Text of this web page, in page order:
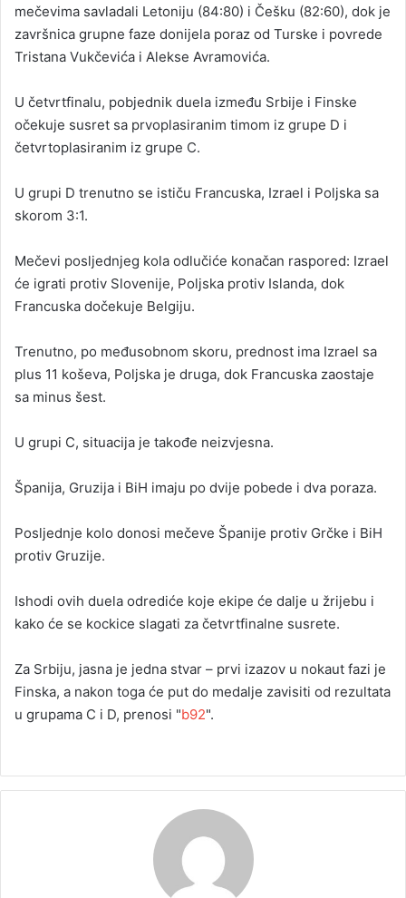
mečevima savladali Letoniju (84:80) i Češku (82:60), dok je
završnica grupne faze donijela poraz od Turske i povrede
Tristana Vukčevića i Alekse Avramovića.
U četvrtfinalu, pobjednik duela između Srbije i Finske
očekuje susret sa prvoplasiranim timom iz grupe D i
četvrtoplasiranim iz grupe C.
U grupi D trenutno se ističu Francuska, Izrael i Poljska sa
skorom 3:1.
Mečevi posljednjeg kola odlučiće konačan raspored: Izrael
će igrati protiv Slovenije, Poljska protiv Islanda, dok
Francuska dočekuje Belgiju.
Trenutno, po međusobnom skoru, prednost ima Izrael sa
plus 11 koševa, Poljska je druga, dok Francuska zaostaje
sa minus šest.
U grupi C, situacija je takođe neizvjesna.
Španija, Gruzija i BiH imaju po dvije pobede i dva poraza.
Posljednje kolo donosi mečeve Španije protiv Grčke i BiH
protiv Gruzije.
Ishodi ovih duela odrediće koje ekipe će dalje u žrijebu i
kako će se kockice slagati za četvrtfinalne susrete.
Za Srbiju, jasna je jedna stvar – prvi izazov u nokaut fazi je
Finska, a nakon toga će put do medalje zavisiti od rezultata
u grupama C i D, prenosi "b92".